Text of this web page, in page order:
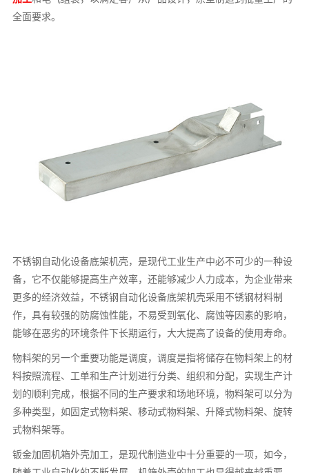
全面要求。
不锈钢自动化设备底架机壳，是现代工业生产中必不可少的一种设
备，它不仅能够提高生产效率，还能够减少人力成本，为企业带来
更多的经济效益，不锈钢自动化设备底架机壳采用不锈钢材料制
作，具有较强的防腐蚀性能，不易受到氧化、腐蚀等因素的影响，
能够在恶劣的环境条件下长期运行，大大提高了设备的使用寿命。
物料架的另一个重要功能是调度，调度是指将储存在物料架上的材
料按照流程、工单和生产计划进行分类、组织和分配，实现生产计
划的顺利完成，根据不同的生产要求和场地环境，物料架可以分为
多种类型，如固定式物料架、移动式物料架、升降式物料架、旋转
式物料架等。
钣金加固机箱外壳加工，是现代制造业中十分重要的一项，如今，